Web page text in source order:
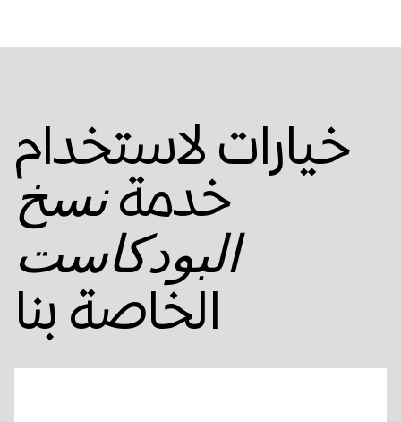
خيارات لاستخدام
خدمةنسخ
البودكاست
الخاصة بنا